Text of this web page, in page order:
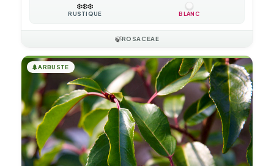
❄️❄️❄️
RUSTIQUE BLANC
🍃ROSACEAE
🌲ARBUSTE